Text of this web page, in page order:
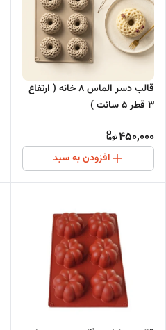
قالب دسر الماس ۸ خانه ( ارتفاع
۳ قطر ۵ سانت )
450,000
افزودن به سبد